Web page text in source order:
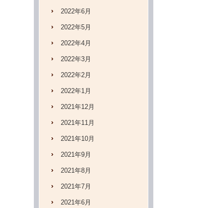
2022年6月
2022年5月
2022年4月
2022年3月
2022年2月
2022年1月
2021年12月
2021年11月
2021年10月
2021年9月
2021年8月
2021年7月
2021年6月